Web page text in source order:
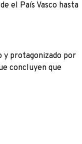
el País Vasco hasta
y protagonizado por
concluyen que